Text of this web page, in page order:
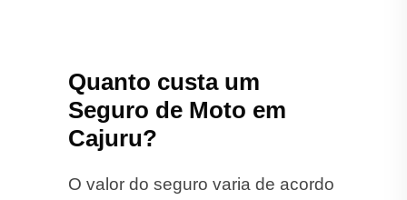
Quanto custa um
Seguro de Moto em
Cajuru?
O valor do seguro varia de acordo